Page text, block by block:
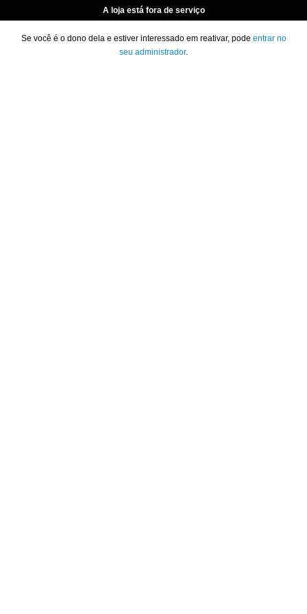
A loja está fora de serviço
Se você é o dono dela e estiver interessado em reativar, pode entrar no
seu administrador.